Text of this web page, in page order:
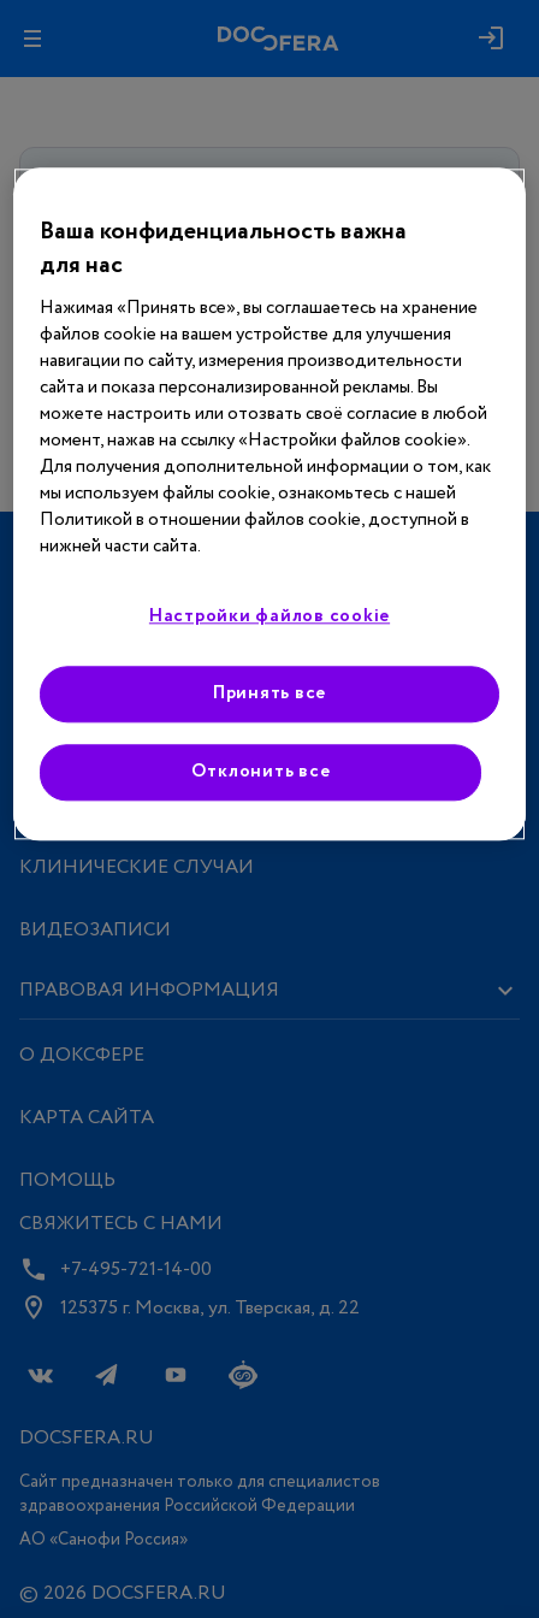
ко всем материалам сайта
Еще нет аккаунта?
Зарегистрироваться
ТЕРАПЕВТИЧЕСКИЕ НАПРАВЛЕНИЯ
СПЕЦПРОЕКТЫ
МЕРОПРИЯТИЯ
ПРЕПАРАТЫ
ИССЛЕДОВАНИЯ И СТАТЬИ
КЛИНИЧЕСКИЕ СЛУЧАИ
ВИДЕОЗАПИСИ
ПРАВОВАЯ ИНФОРМАЦИЯ
О ДОКСФЕРЕ
КАРТА САЙТА
ПОМОЩЬ
СВЯЖИТЕСЬ С НАМИ
+7-495-721-14-00
125375 г. Москва, ул. Тверская, д. 22
DOCSFERA.RU
Сайт предназначен только для специалистов
здравоохранения Российской Федерации
АО «Санофи Россия»
© 2026 DOCSFERA.RU
Ваша конфиденциальность важна
для нас
Нажимая «Принять все», вы соглашаетесь на хранение
файлов cookie на вашем устройстве для улучшения
навигации по сайту, измерения производительности
сайта и показа персонализированной рекламы. Вы
можете настроить или отозвать своё согласие в любой
момент, нажав на ссылку «Настройки файлов cookie».
Для получения дополнительной информации о том, как
мы используем файлы cookie, ознакомьтесь с нашей
Политикой в отношении файлов cookie, доступной в
нижней части сайта.
Настройки файлов cookie
Отклонить все
Принять все